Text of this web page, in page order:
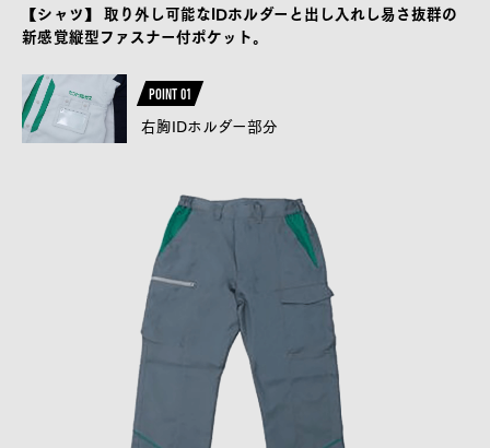
【シャツ】 取り外し可能なIDホルダーと出し入れし易さ抜群の
新感覚縦型ファスナー付ポケット。
POINT 01
右胸IDホルダー部分